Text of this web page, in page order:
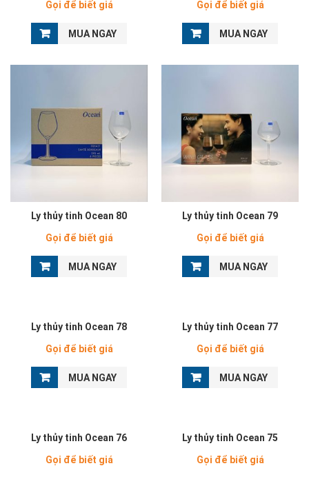
Gọi để biết giá
MUA NGAY
Gọi để biết giá
MUA NGAY
Ly thủy tinh Ocean 80
Gọi để biết giá
MUA NGAY
Ly thủy tinh Ocean 79
Gọi để biết giá
MUA NGAY
Ly thủy tinh Ocean 78
Gọi để biết giá
MUA NGAY
Ly thủy tinh Ocean 77
Gọi để biết giá
MUA NGAY
Ly thủy tinh Ocean 76
Gọi để biết giá
Ly thủy tinh Ocean 75
Gọi để biết giá